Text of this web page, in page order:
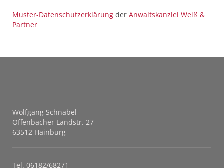
Muster-Datenschutzerklärung der Anwaltskanzlei Weiß &
Partner
Wolfgang Schnabel
Offenbacher Landstr. 27
63512 Hainburg
Tel. 06182/68271